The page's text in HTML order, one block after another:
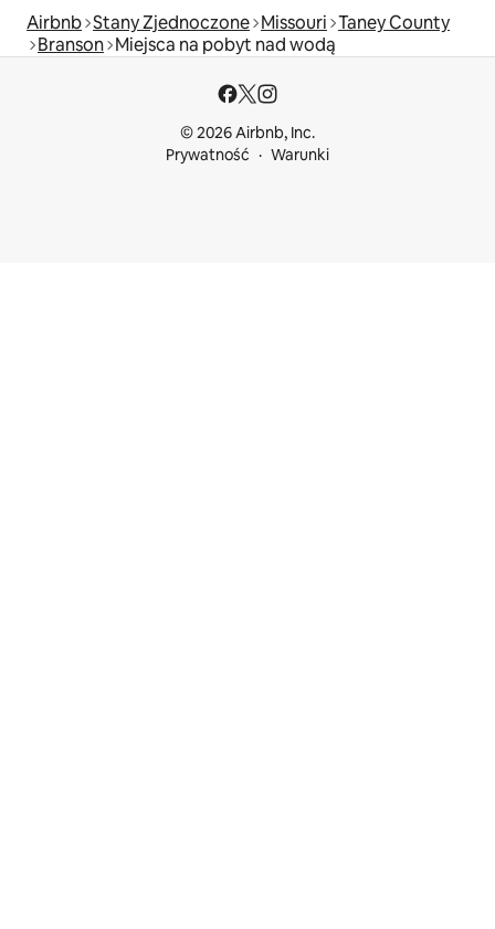
Airbnb Stany Zjednoczone Missouri Taney County
Branson Miejsca na pobyt nad wodą
© 2026 Airbnb, Inc.
Prywatność
Warunki